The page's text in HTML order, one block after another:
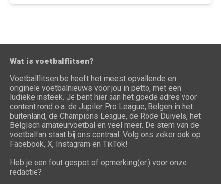
Wat is voetbalflitsen?
Voetbalflitsen.be heeft het meest opvallende en
originele voetbalnieuws voor jou in petto, met een
ludieke insteek. Je bent hier aan het goede adres voor
content rond o.a. de Jupiler Pro League, Belgen in het
buitenland, de Champions League, de Rode Duivels, het
Belgisch amateurvoetbal en veel meer. De stem van de
voetbalfan staat bij ons centraal. Volg ons zeker ook op
Facebook, X, Instagram en TikTok!
Heb je een fout gespot of opmerking(en) voor onze
redactie?